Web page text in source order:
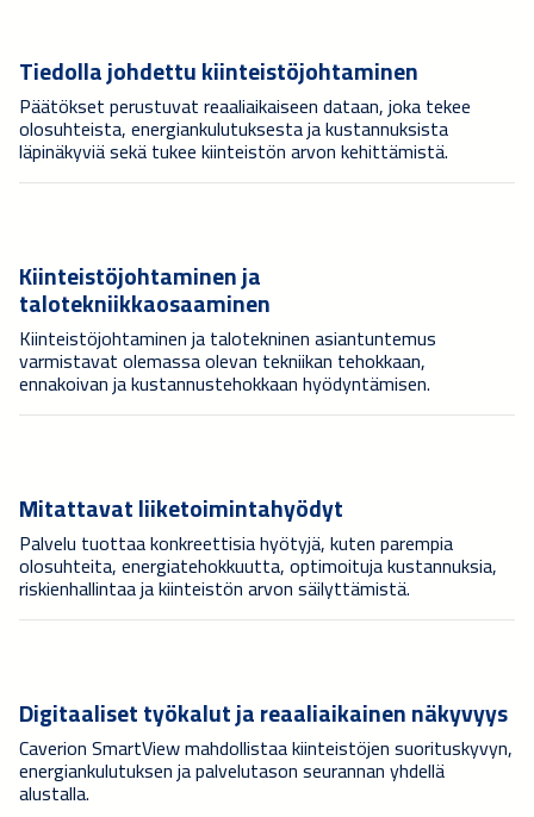
Tiedolla johdettu kiinteistöjohtaminen
Päätökset perustuvat reaaliaikaiseen dataan, joka tekee
olosuhteista, energiankulutuksesta ja kustannuksista
läpinäkyviä sekä tukee kiinteistön arvon kehittämistä.
Kiinteistöjohtaminen ja
talotekniikkaosaaminen
Kiinteistöjohtaminen ja talotekninen asiantuntemus
varmistavat olemassa olevan tekniikan tehokkaan,
ennakoivan ja kustannustehokkaan hyödyntämisen.
Mitattavat liiketoimintahyödyt
Palvelu tuottaa konkreettisia hyötyjä, kuten parempia
olosuhteita, energiatehokkuutta, optimoituja kustannuksia,
riskienhallintaa ja kiinteistön arvon säilyttämistä.
Digitaaliset työkalut ja reaaliaikainen näkyvyys
Caverion SmartView mahdollistaa kiinteistöjen suorituskyvyn,
energiankulutuksen ja palvelutason seurannan yhdellä
alustalla.